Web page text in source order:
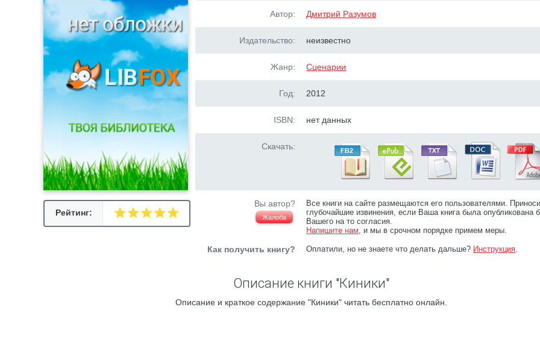
Рейтинг:
Автор: Дмитрий Разумов
Издательство: неизвестно
Жанр: Сценарии
Год: 2012
ISBN: нет данных
Скачать:
Вы автор?
Жалоба
Все книги на сайте размещаются его пользователями.
глубочайшие извинения, если Ваша книга была опубликована
Вашего на то согласия.
Напишите нам, и мы в срочном порядке примем меры.
Как получить книгу? Оплатили, но не знаете что делать дальше? Инструкция.
Описание книги "Киники"
Описание и краткое содержание "Киники" читать бесплатно онлайн.